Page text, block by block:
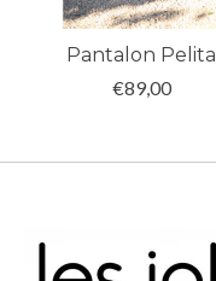
Pantalon Pelita
€89,00